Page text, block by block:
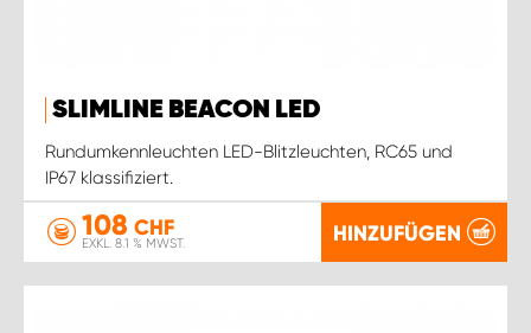
SLIMLINE BEACON LED
Rundumkennleuchten LED-Blitzleuchten, RC65 und
IP67 klassifiziert.
108 CHF
EXKL. 8.1 % MWST. HINZUFÜGEN